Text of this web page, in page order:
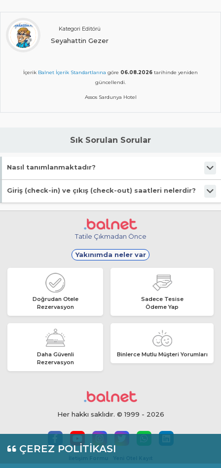
ÇEREZ POLİTİKASI
Kategori Editörü
Seyahattin Gezer
İçerik Balnet İçerik Standartlarına göre 06.08.2026 tarihinde yeniden
güncellendi.
Assos Sardunya Hotel
Sık Sorulan Sorular
Nasıl tanımlanmaktadır?
Tesis Otel statüsündedir. Öne çıkan özellikleri "Özel Plaj" şeklindedir.
Giriş (check-in) ve çıkış (check-out) saatleri nelerdir?
Giriş en erken 13:00, çıkış en geç 11:00 saatindedir.
Tatile Çıkmadan Önce
Yakınımda neler var
Doğrudan Otele
Rezervasyon
Sadece Tesise
Ödeme Yap
Daha Güvenli
Rezervasyon
Binlerce Mutlu Müşteri Yorumları
Her hakkı saklıdır. © 1999 - 2026